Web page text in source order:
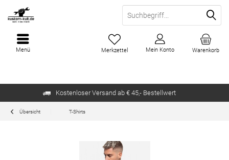
Kostenloser Versand ab € 45,- Bestellwert
Warenkorb
Merkzettel Mein Konto
Menü
Übersicht T-Shirts